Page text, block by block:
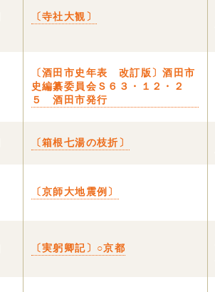
〔寺社大観〕
〔酒田市史年表 改訂版〕酒田市
史編纂委員会Ｓ６３・１２・２
５ 酒田市発行
〔箱根七湯の枝折〕
〔京師大地震例〕
〔実躬卿記〕○京都